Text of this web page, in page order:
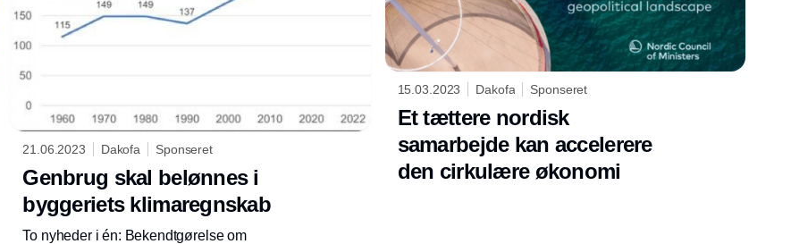
21.06.2023 Dakofa Sponseret
Genbrug skal belønnes i
byggeriets klimaregnskab
To nyheder i én: Bekendtgørelse om
15.03.2023 Dakofa Sponseret
Et tættere nordisk
samarbejde kan accelerere
den cirkulære økonomi